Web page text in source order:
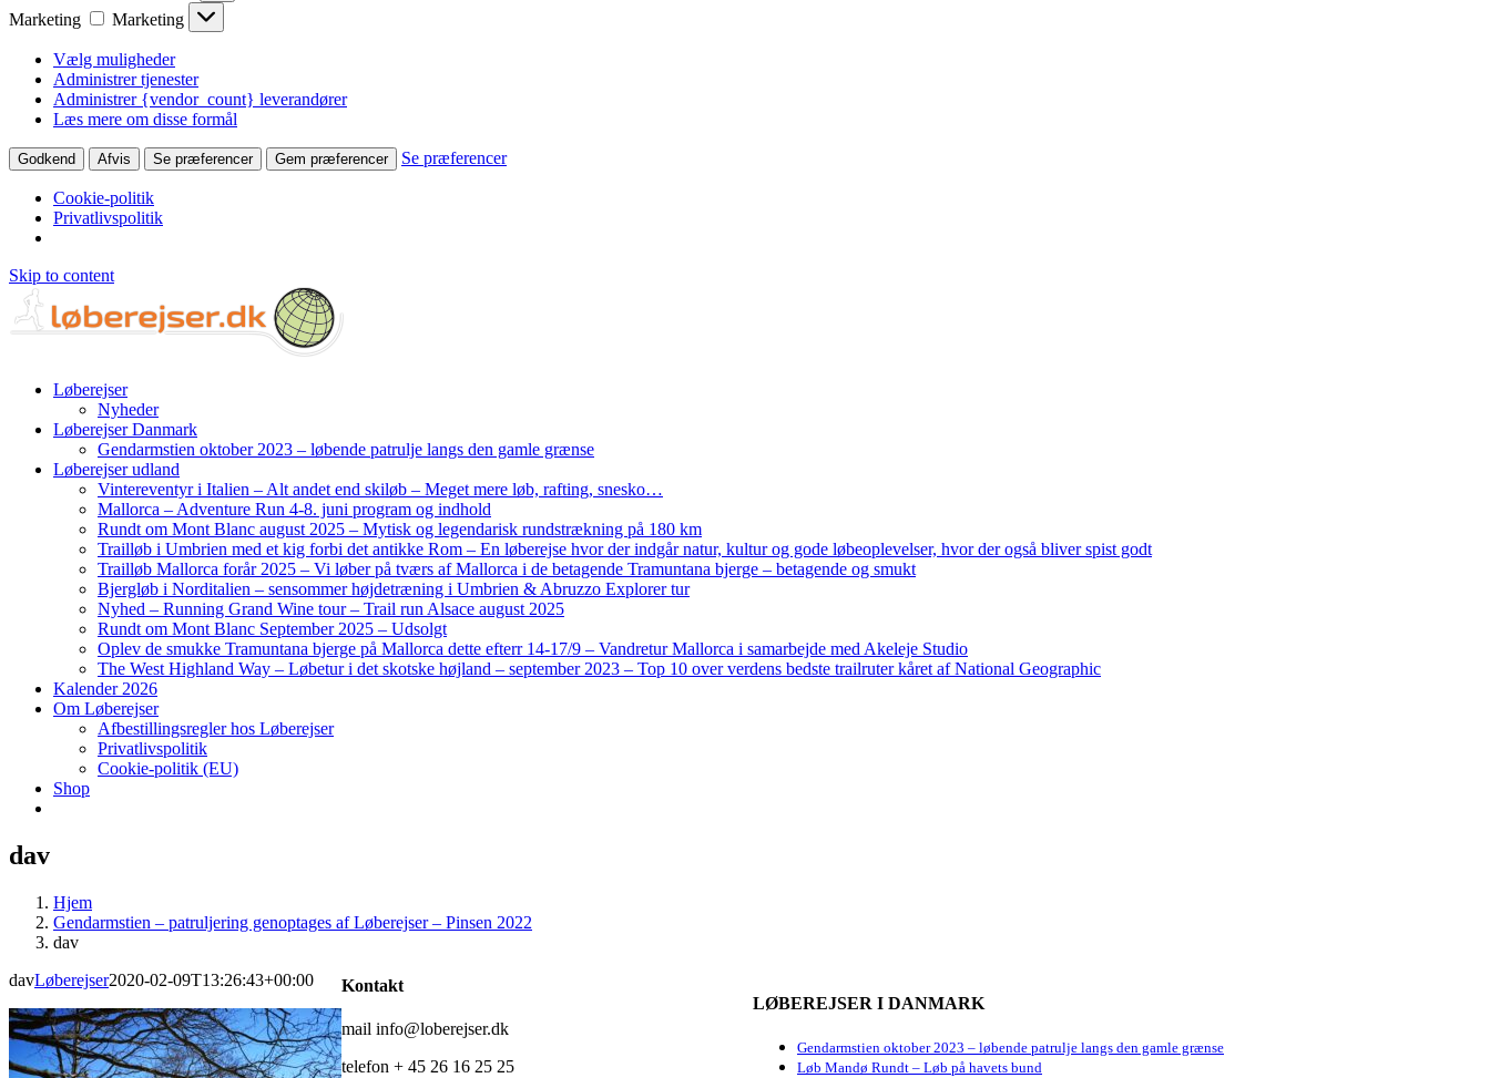
Marketing
Marketing
Vælg muligheder
Administrer tjenester
Administrer {vendor_count} leverandører
Læs mere om disse formål
Godkend Afvis Se præferencer Gem præferencer Se præferencer
Cookie-politik
Privatlivspolitik
Skip to content
Løberejser
Nyheder
Løberejser Danmark
Gendarmstien oktober 2023 – løbende patrulje langs den gamle grænse
Løberejser udland
Vintereventyr i Italien – Alt andet end skiløb – Meget mere løb, rafting, snesko…
Mallorca – Adventure Run 4-8. juni program og indhold
Rundt om Mont Blanc august 2025 – Mytisk og legendarisk rundstrækning på 180 km
Trailløb i Umbrien med et kig forbi det antikke Rom – En løberejse hvor der indgår natur, kultur og gode løbeoplevelser, hvor der også bliver spist godt
Trailløb Mallorca forår 2025 – Vi løber på tværs af Mallorca i de betagende Tramuntana bjerge – betagende og smukt
Bjergløb i Norditalien – sensommer højdetræning i Umbrien & Abruzzo Explorer tur
Nyhed – Running Grand Wine tour – Trail run Alsace august 2025
Rundt om Mont Blanc September 2025 – Udsolgt
Oplev de smukke Tramuntana bjerge på Mallorca dette efterr 14-17/9 – Vandretur Mallorca i samarbejde med Akeleje Studio
The West Highland Way – Løbetur i det skotske højland – september 2023 – Top 10 over verdens bedste trailruter kåret af National Geographic
Kalender 2026
Om Løberejser
Afbestillingsregler hos Løberejser
Privatlivspolitik
Cookie-politik (EU)
Shop
dav
Hjem
Gendarmstien – patruljering genoptages af Løberejser – Pinsen 2022
dav
davLøberejser2020-02-09T13:26:43+00:00
LØBEREJSER I DANMARK
Gendarmstien oktober 2023 – løbende patrulje langs den gamle grænse
Løb Mandø Rundt – Løb på havets bund
Kontakt
mail info@loberejser.dk
telefon + 45 26 16 25 25